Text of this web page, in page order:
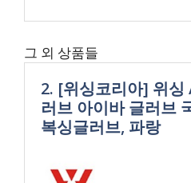
그 외 상품들
2. [위싱코리아] 위싱
러브 아이바 글러브
복싱글러브, 파랑